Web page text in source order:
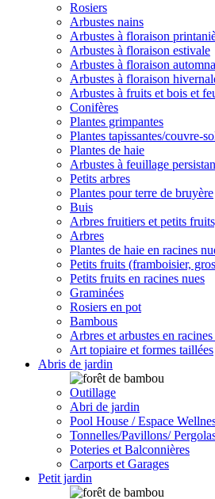
Rosiers
Arbustes nains
Arbustes à floraison
Arbustes à floraison estivale
Arbustes à floraison
Arbustes à floraison
Arbustes à fruits et bois et
Conifères
Plantes grimpantes
Plantes tapissantes/couvre-
Plantes de haie
Arbustes à feuillage
Petits arbres
Plantes pour terre de bruyère
Buis
Arbres fruitiers et petits
Arbres
Plantes de haie en racines
Petits fruits (framboisier,
Petits fruits en racines nues
Graminées
Rosiers en pot
Bambous
Arbres et arbustes en racines
Art topiaire et formes taillées
Abris de jardin
Outillage
Abri de jardin
Pool House / Espace
Tonnelles/Pavillons/
Poteries et Balconnières
Carports et Garages
Petit jardin